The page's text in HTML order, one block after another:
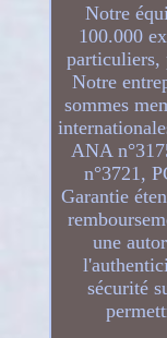
Notre
100.000
particuliers,
Notre
sommes
ANA
n°3721,
Garantie
une
sécurité